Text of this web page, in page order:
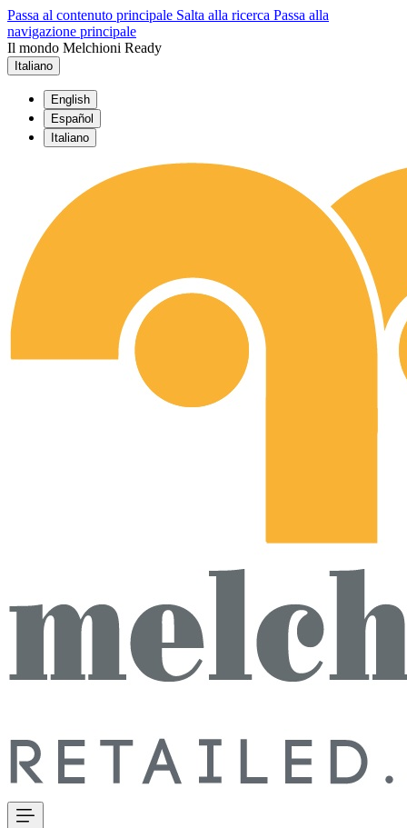
Passa al contenuto principale Salta alla ricerca Passa alla
navigazione principale
Il mondo Melchioni Ready
Italiano
English
Español
Italiano